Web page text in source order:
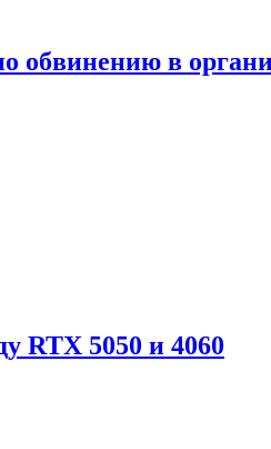
обвинению в
RTX 5050 и 4060